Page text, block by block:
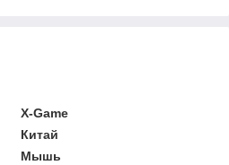
X-Game
Китай
Мышь